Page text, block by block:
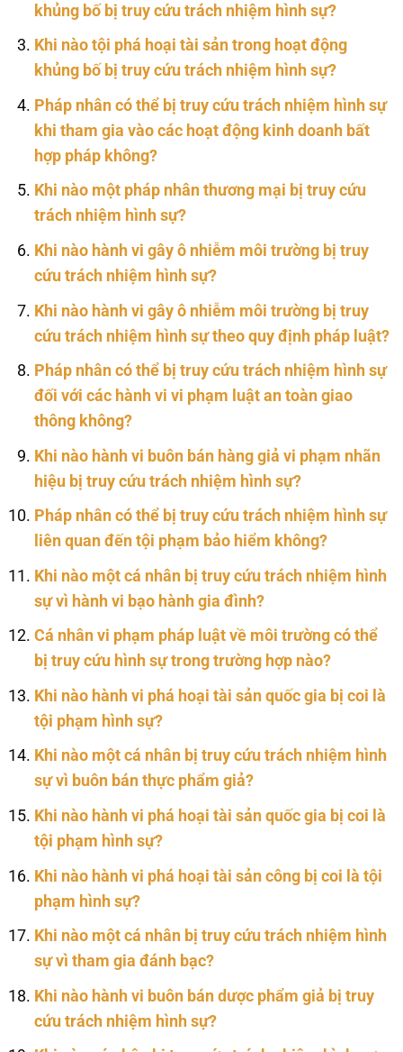
khủng bố bị truy cứu trách nhiệm hình sự?
Khi nào tội phá hoại tài sản trong hoạt động
khủng bố bị truy cứu trách nhiệm hình sự?
Pháp nhân có thể bị truy cứu trách nhiệm hình sự
khi tham gia vào các hoạt động kinh doanh bất
hợp pháp không?
Khi nào một pháp nhân thương mại bị truy cứu
trách nhiệm hình sự?
Khi nào hành vi gây ô nhiễm môi trường bị truy
cứu trách nhiệm hình sự?
Khi nào hành vi gây ô nhiễm môi trường bị truy
cứu trách nhiệm hình sự theo quy định pháp luật?
Pháp nhân có thể bị truy cứu trách nhiệm hình sự
đối với các hành vi vi phạm luật an toàn giao
thông không?
Khi nào hành vi buôn bán hàng giả vi phạm nhãn
hiệu bị truy cứu trách nhiệm hình sự?
Pháp nhân có thể bị truy cứu trách nhiệm hình sự
liên quan đến tội phạm bảo hiểm không?
Khi nào một cá nhân bị truy cứu trách nhiệm hình
sự vì hành vi bạo hành gia đình?
Cá nhân vi phạm pháp luật về môi trường có thể
bị truy cứu hình sự trong trường hợp nào?
Khi nào hành vi phá hoại tài sản quốc gia bị coi là
tội phạm hình sự?
Khi nào một cá nhân bị truy cứu trách nhiệm hình
sự vì buôn bán thực phẩm giả?
Khi nào hành vi phá hoại tài sản quốc gia bị coi là
tội phạm hình sự?
Khi nào hành vi phá hoại tài sản công bị coi là tội
phạm hình sự?
Khi nào một cá nhân bị truy cứu trách nhiệm hình
sự vì tham gia đánh bạc?
Khi nào hành vi buôn bán dược phẩm giả bị truy
cứu trách nhiệm hình sự?